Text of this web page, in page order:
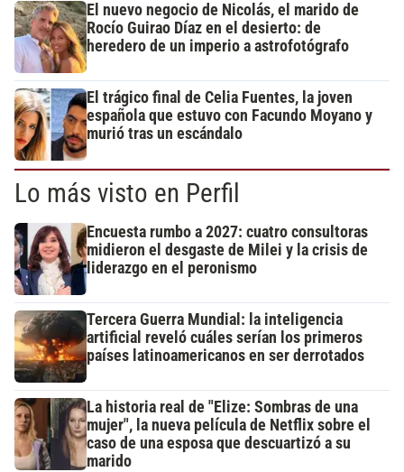
El nuevo negocio de Nicolás, el marido de
Rocío Guirao Díaz en el desierto: de
heredero de un imperio a astrofotógrafo
El trágico final de Celia Fuentes, la joven
española que estuvo con Facundo Moyano y
murió tras un escándalo
Lo más visto en Perfil
Encuesta rumbo a 2027: cuatro consultoras
midieron el desgaste de Milei y la crisis de
liderazgo en el peronismo
Tercera Guerra Mundial: la inteligencia
artificial reveló cuáles serían los primeros
países latinoamericanos en ser derrotados
La historia real de "Elize: Sombras de una
mujer", la nueva película de Netflix sobre el
caso de una esposa que descuartizó a su
marido